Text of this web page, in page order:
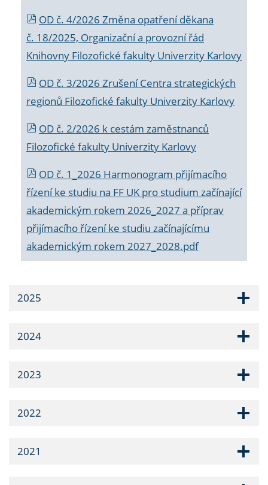
OD č. 4/2026 Změna opatření děkana
č. 18/2025, Organizační a provozní řád
Knihovny Filozofické fakulty Univerzity Karlovy
OD č. 3/2026 Zrušení Centra strategických
regionů Filozofické fakulty Univerzity Karlovy
OD č. 2/2026 k cestám zaměstnanců
Filozofické fakulty Univerzity Karlovy
OD č. 1_2026 Harmonogram přijímacího
řízení ke studiu na FF UK pro studium začínající
akademickým rokem 2026_2027 a příprav
přijímacího řízení ke studiu začínajícímu
akademickým rokem 2027_2028.pdf
2025
2024
2023
2022
2021